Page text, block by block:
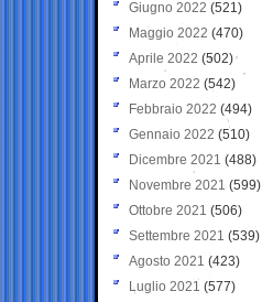
Giugno 2022 (521)
Maggio 2022 (470)
Aprile 2022 (502)
Marzo 2022 (542)
Febbraio 2022 (494)
Gennaio 2022 (510)
Dicembre 2021 (488)
Novembre 2021 (599)
Ottobre 2021 (506)
Settembre 2021 (539)
Agosto 2021 (423)
Luglio 2021 (577)